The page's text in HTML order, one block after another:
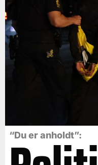
“Du er anholdt”: